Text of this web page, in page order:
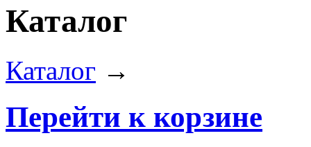
Каталог
Каталог →
Перейти к корзине